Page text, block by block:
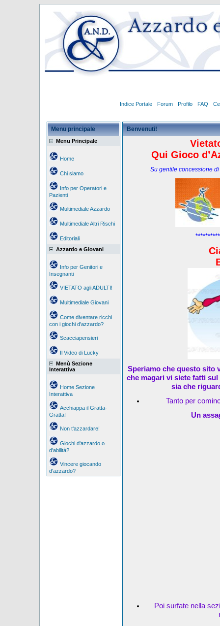
Indice Portale Forum Profilo FAQ
Menu principale
Menu Principale
Home
Chi siamo
Info per Operatori e
Pazienti
Multimediale Azzardo
Multimediale Altri Rischi
Editoriali
Azzardo e Giovani
Info per Genitori e
Insegnanti
VIETATO agli ADULTI!
Multimediale Giovani
Come diventare ricchi
con i giochi d'azzardo?
Scacciapensieri
Il Video di Lucky
Menù Sezione
Interattiva
Home Sezione
Interattiva
Acchiappa il Gratta-
Gratta!
Non t'azzardare!
Giochi d'azzardo o
d'abilità?
Vincere giocando
d'azzardo?
Benvenuti!
Qui Gioco
Su gentile concessione
Speriamo che questo sito
che magari vi siete fatti
sia che
Tanto per
Un
Poi surfate nella